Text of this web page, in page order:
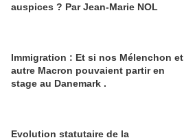
auspices ? Par Jean-Marie NOL
Immigration : Et si nos Mélenchon et
autre Macron pouvaient partir en
stage au Danemark .
Evolution statutaire de la